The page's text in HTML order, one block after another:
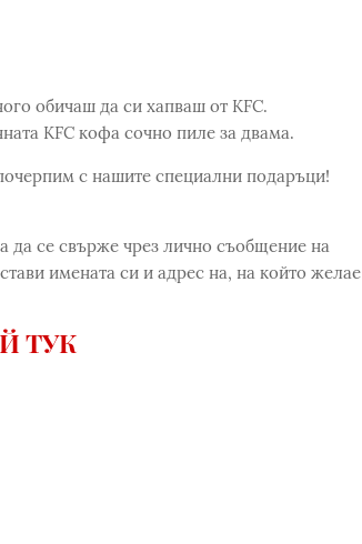
обичаш да си хапваш от KFC.
KFC кофа сочно пиле за двама.
с нашите специални подаръци!
да се свърже чрез лично съобщение на
имената си и адрес на, на който желае
ТУК